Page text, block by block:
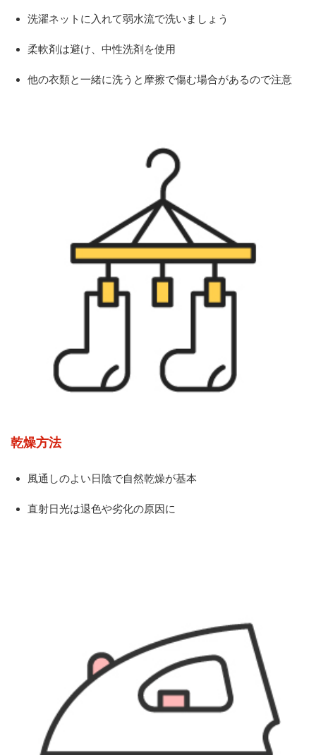
洗濯ネットに入れて弱水流で洗いましょう
柔軟剤は避け、中性洗剤を使用
他の衣類と一緒に洗うと摩擦で傷む場合があるので注意
乾燥方法
風通しのよい日陰で自然乾燥が基本
直射日光は退色や劣化の原因に